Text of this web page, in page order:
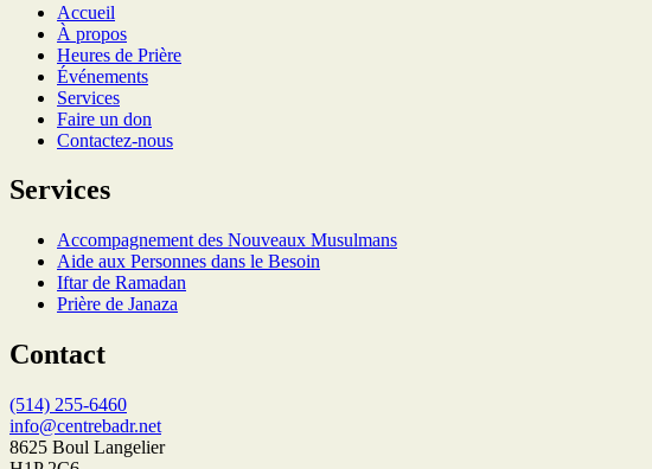
Accueil
À propos
Heures de Prière
Événements
Services
Faire un don
Contactez-nous
Services
Accompagnement des Nouveaux Musulmans
Aide aux Personnes dans le Besoin
Iftar de Ramadan
Prière de Janaza
Contact
(514) 255-6460
info@centrebadr.net
8625 Boul Langelier